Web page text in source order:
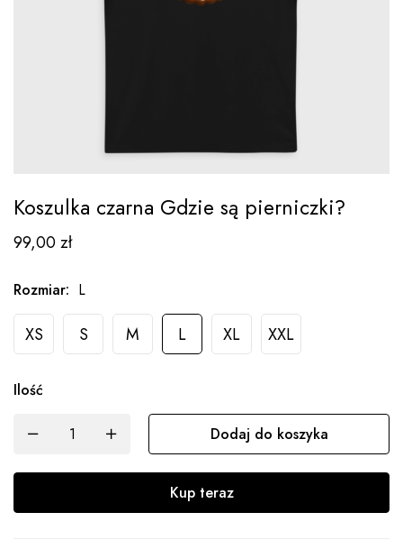
Koszulka czarna Gdzie są pierniczki?
99,00zł
Rozmiar: L
XS S M L XL XXL
Ilość
Dodaj do koszyka
Kup teraz